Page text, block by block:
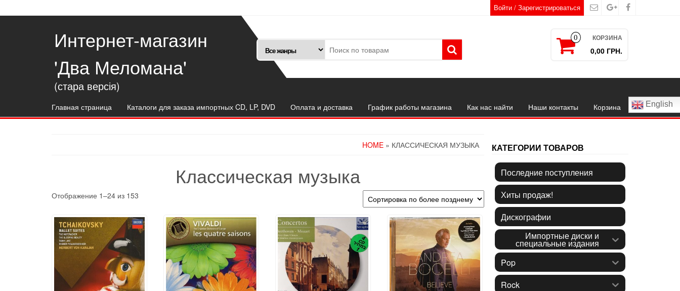
Войти / Зарегистрироваться
Интернет-магазин
'Два Меломана'
(стара версія)
0 КОРЗИНА
0,00 ГРН.
Главная страница Каталоги для заказа импортных CD, LP, DVD Оплата и доставка График работы магазина Как нас найти Наши контакты Корзина English
HOME » КЛАССИЧЕСКАЯ МУЗЫКА
Классическая музыка
Отображение 1–24 из 153
КАТЕГОРИИ ТОВАРОВ
Последние поступления
Хиты продаж!
Дискографии
Импортные диски и
специальные издания
Pop
Rock